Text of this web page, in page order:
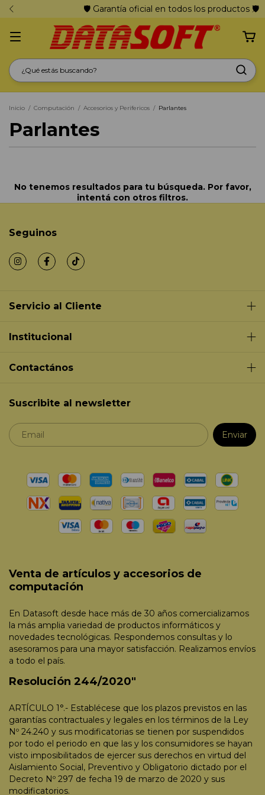
🛡️ Garantía oficial en todos los productos 🛡️
Inicio / Computación / Accesorios y Perifericos / Parlantes
Parlantes
No tenemos resultados para tu búsqueda. Por favor,
intentá con otros filtros.
Seguinos
Servicio al Cliente
Institucional
Contactános
Suscribite al newsletter
Venta de artículos y accesorios de
computación
En Datasoft desde hace más de 30 años comercializamos
la más amplia variedad de productos informáticos y
novedades tecnológicas. Respondemos consultas y lo
asesoramos para una mayor satisfacción. Realizamos envíos
a todo el país.
Resolución 244/2020"
ARTÍCULO 1°.- Establécese que los plazos previstos en las
garantías contractuales y legales en los términos de la Ley
Nº 24.240 y sus modificatorias se tienen por suspendidos
por todo el periodo en que las y los consumidores se hayan
visto imposibilitados de ejercer sus derechos en virtud del
Aislamiento Social, Preventivo y Obligatorio dictado por el
Decreto Nº 297 de fecha 19 de marzo de 2020 y sus
modificatorios.